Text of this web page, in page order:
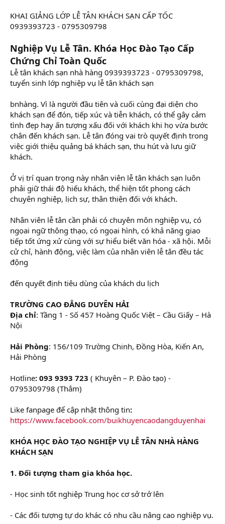
KHAI GIẢNG LỚP LỄ TÂN KHÁCH SẠN CẤP TỐC
0939393723 - 0795309798
Nghiệp Vụ Lễ Tân. Khóa Học Đào Tạo Cấp
Chứng Chỉ Toàn Quốc
Lễ tân khách sạn nhà hàng 0939393723 - 0795309798,
tuyển sinh lớp nghiệp vụ lễ tân khách sạn
bnhàng. Vì là người đầu tiên và cuối cùng đại diện cho
khách sạn để đón, tiếp xúc và tiễn khách, có thể gây cảm
tình đẹp hay ấn tượng xấu đối với khách khi họ vừa bước
chân đến khách sạn. Lễ tân đóng vai trò quyết định trong
việc giới thiệu quảng bá khách sạn, thu hút và lưu giữ
khách.
Ở vị trí quan trọng này nhân viên lễ tân khách sạn luôn
phải giữ thái độ hiếu khách, thể hiện tốt phong cách
chuyên nghiệp, lịch sự, thân thiện đối với khách.
Nhân viên lễ tân cần phải có chuyên môn nghiệp vụ, có
ngọai ngữ thông thạo, có ngọai hình, có khả năng giao
tiếp tốt ứng xử cùng với sự hiểu biết văn hóa - xã hội. Mỗi
cử chỉ, hành động, việc làm của nhân viên lễ tân đều tác
động
đến quyết định tiêu dùng của khách du lịch
TRƯỜNG CAO ĐẲNG DUYÊN HẢI
Địa chỉ: Tầng 1 - Số 457 Hoàng Quốc Việt – Cầu Giấy – Hà
Nội
Hải Phòng: 156/109 Trường Chinh, Đồng Hòa, Kiến An,
Hải Phòng
Hotline: 093 9393 723 ( Khuyên – P. Đào tạo) -
0795309798 (Thắm)
Like fanpage để cập nhật thông tin:
https://www.facebook.com/buikhuyencaodangduyenhai
KHÓA HỌC ĐÀO TẠO NGHIỆP VỤ LỄ TÂN NHÀ HÀNG
KHÁCH SẠN
1. Đối tượng tham gia khóa học.
- Học sinh tốt nghiệp Trung học cơ sở trở lên
- Các đối tượng tự do khác có nhu cầu nâng cao nghiệp vụ.